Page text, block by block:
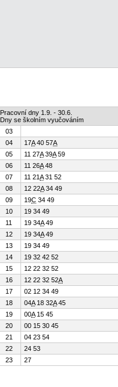
Pracovní dny 1.9. - 30.6.
Dny se školním vyučováním
03
04
17A40 57A
05
11 27A39A59
06
11 26A48
07
11 21A31 52
08
12 22A34 49
09
19C 34 49
10
19 34 49
11
19 34A49
12
19 34A49
13
19 34 49
14
19 32 42 52
15
12 22 32 52
16
12 22 32 52A
17
02 12 34 49
18
04A18 32A45
19
00A15 45
20
00 15 30 45
21
04 23 54
22
24 53
23
27